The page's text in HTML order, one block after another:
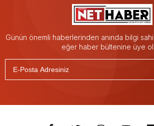
Günün önemli haberlerinden anında bilgi
eğer haber bültenine üye